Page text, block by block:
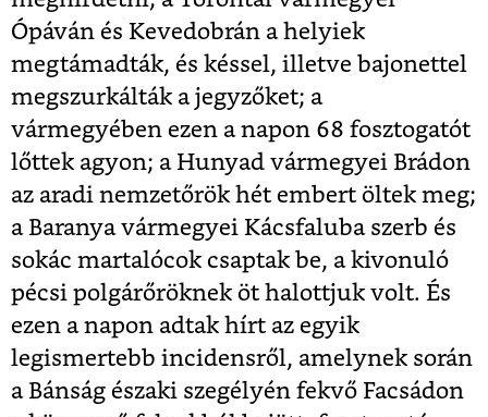
Ópáván és Kevedobrán a helyiek
megtámadták, és késsel, illetve bajonettel
megszurkálták a jegyzőket; a
vármegyében ezen a napon 68 fosztogatót
lőttek agyon; a Hunyad vármegyei Brádon
az aradi nemzetőrök hét embert öltek meg;
a Baranya vármegyei Kácsfaluba szerb és
sokác martalócok csaptak be, a kivonuló
pécsi polgárőröknek öt halottjuk volt. És
ezen a napon adtak hírt az egyik
legismertebb incidensről, amelynek során
a Bánság északi szegélyén fekvő Facsádon